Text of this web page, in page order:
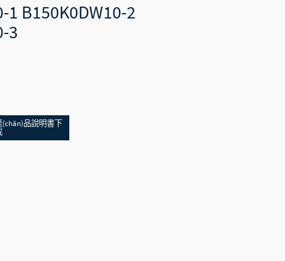
1 B150K0DW10-2
3
(chǎn)品說明書下